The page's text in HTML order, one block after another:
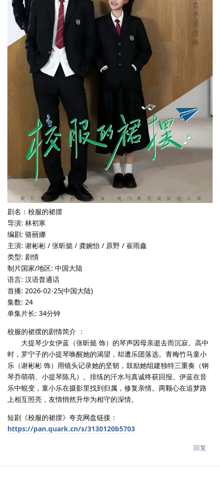
剧名：校服的裙摆
导演: 林初寒
编剧: 骆丽娜
主演: 谢彬彬 / 张昕懿 / 龚婉怡 / 原野 / 崔雨鑫
类型: 剧情
制片国家/地区: 中国大陆
语言: 汉语普通话
首播: 2026-02-25(中国大陆)
集数: 24
单集片长: 34分钟
校服的裙摆的剧情简介 ：
大提琴少女伊蓝（张昕懿 饰）的琴声因母亲逝去而沉寂。高中
时，罗宁子的小提琴唤醒她的渴望，却遭乐团落选。青梅竹马童小
乐（谢彬彬 饰）用镜头记录她的坚韧，鼓励她组建独特三重奏（钢
琴乔萌萌、小提琴陈凡）。排练的汗水与真诚终获回报。伊蓝在音
乐中蜕变，童小乐在摄影里找到归属，修复亲情。两颗心在追梦路
上相互照亮，友情悄然升华为相守的深情。
短剧《校服的裙摆》夸克网盘链接：
https://pan.quark.cn/s/3130120b5703
回复